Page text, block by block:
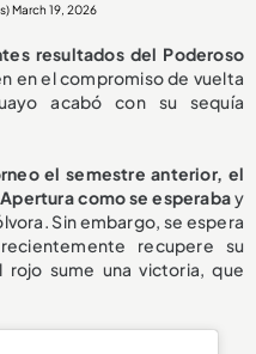
March 19, 2026
resultados del Poderoso
en el compromiso de vuelta
acabó con su sequía
el semestre anterior, el
como se esperabay
Sin embargo, se espera
recupere su
sume una victoria, que